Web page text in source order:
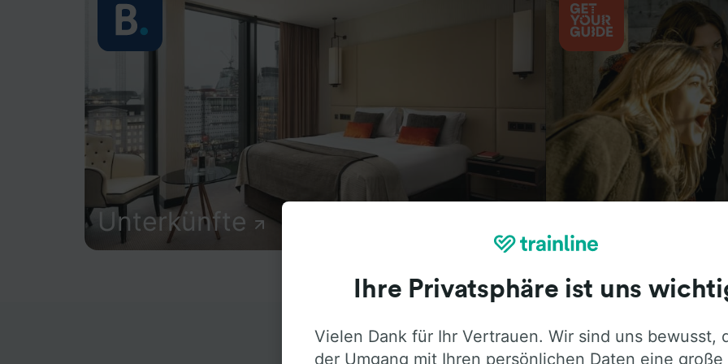
Unterkünfte
Die ehrliche Meinung von Trainline-
Ihre Privatsphäre ist uns
Vielen Dank für Ihr Vertrauen. Wir sind uns bewusst,
der Umgang mit Ihren persönlichen Daten eine große